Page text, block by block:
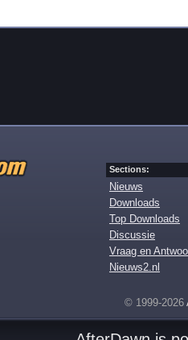
Sections:
Nieuws
Downloads
Top Downloads
Discussie
Vraag en
Nieuws2.nl
© 1999-2026